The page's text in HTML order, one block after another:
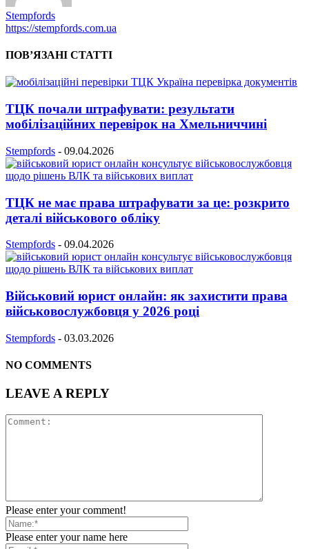
Stempfords
https://stempfords.com.ua
ПОВ’ЯЗАНІ СТАТТІ
ТЦК почали штрафувати: результати
мобілізаційних перевірок на Хмельниччині
Stempfords - 09.04.2026
ТЦК не має права штрафувати за це: розкрито
деталі військового обліку
Stempfords - 09.04.2026
Військовий юрист онлайн: як захистити права
військовослужбовця у 2026 році
Stempfords - 03.03.2026
NO COMMENTS
LEAVE A REPLY
Please enter your comment!
Please enter your name here